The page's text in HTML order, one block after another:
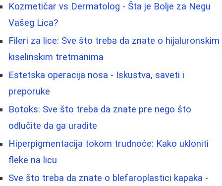
Kozmetičar vs Dermatolog - Šta je Bolje za Negu
Vašeg Lica?
Fileri za lice: Sve što treba da znate o hijaluronskim
kiselinskim tretmanima
Estetska operacija nosa - Iskustva, saveti i
preporuke
Botoks: Sve što treba da znate pre nego što
odlučite da ga uradite
Hiperpigmentacija tokom trudnoće: Kako ukloniti
fleke na licu
Sve što treba da znate o blefaroplastici kapaka -